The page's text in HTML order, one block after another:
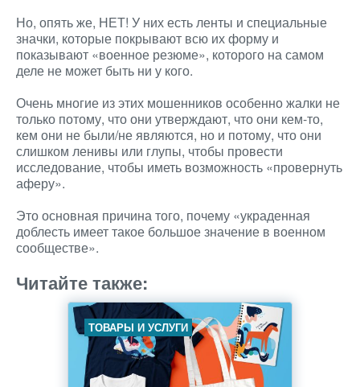
Но, опять же, НЕТ! У них есть ленты и специальные
значки, которые покрывают всю их форму и
показывают «военное резюме», которого на самом
деле не может быть ни у кого.
Очень многие из этих мошенников особенно жалки не
только потому, что они утверждают, что они кем-то,
кем они не были/не являются, но и потому, что они
слишком ленивы или глупы, чтобы провести
исследование, чтобы иметь возможность «провернуть
аферу».
Это основная причина того, почему «украденная
доблесть имеет такое большое значение в военном
сообществе».
Читайте также:
ТОВАРЫ И УСЛУГИ